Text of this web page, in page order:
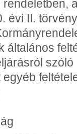
évi II.
általános
szóló